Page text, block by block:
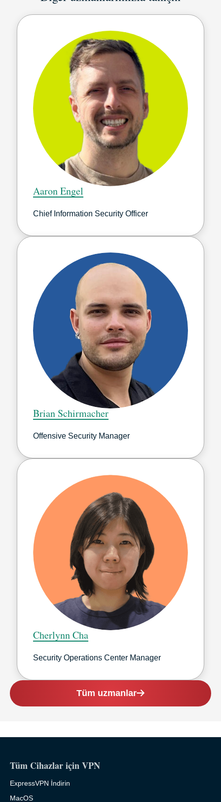
Aaron Engel
Chief Information Security Officer
Brian Schirmacher
Offensive Security Manager
Cherlynn Cha
Security Operations Center Manager
Tüm uzmanlar
Tüm Cihazlar için VPN
ExpressVPN İndirin
MacOS